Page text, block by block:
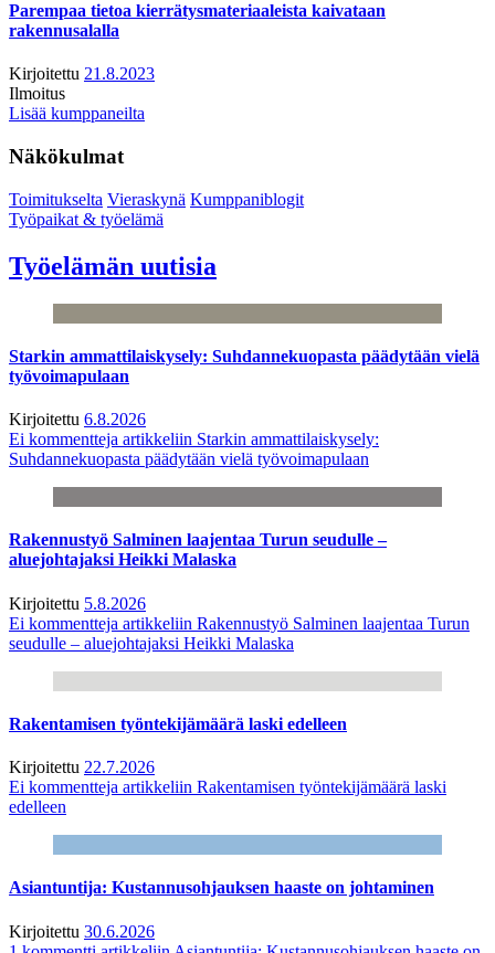
Parempaa tietoa kierrätysmateriaaleista kaivataan
rakennusalalla
Kirjoitettu 21.8.2023
Ilmoitus
Lisää kumppaneilta
Näkökulmat
Toimitukselta Vieraskynä Kumppaniblogit
Työpaikat & työelämä
Työelämän uutisia
Starkin ammattilaiskysely: Suhdannekuopasta päädytään vielä
työvoimapulaan
Kirjoitettu 6.8.2026
Ei kommentteja artikkeliin Starkin ammattilaiskysely:
Suhdannekuopasta päädytään vielä työvoimapulaan
Rakennustyö Salminen laajentaa Turun seudulle –
aluejohtajaksi Heikki Malaska
Kirjoitettu 5.8.2026
Ei kommentteja artikkeliin Rakennustyö Salminen laajentaa Turun
seudulle – aluejohtajaksi Heikki Malaska
Rakentamisen työntekijämäärä laski edelleen
Kirjoitettu 22.7.2026
Ei kommentteja artikkeliin Rakentamisen työntekijämäärä laski
edelleen
Asiantuntija: Kustannusohjauksen haaste on johtaminen
Kirjoitettu 30.6.2026